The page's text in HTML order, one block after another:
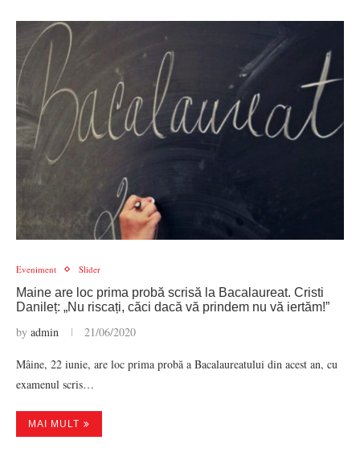
Eveniment Slider
Maine are loc prima probă scrisă la Bacalaureat. Cristi
Danileț: „Nu riscați, căci dacă vă prindem nu vă iertăm!”
by admin 21/06/2020
Mâine, 22 iunie, are loc prima probă a Bacalaureatului din acest an, cu
examenul scris…
MAI MULT